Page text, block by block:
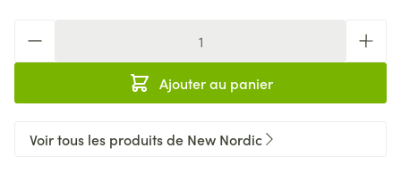
Ajouter au panier
Voir tous les produits de New Nordic